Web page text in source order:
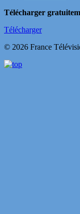
Télécharger
Télécharger
© 2026 France